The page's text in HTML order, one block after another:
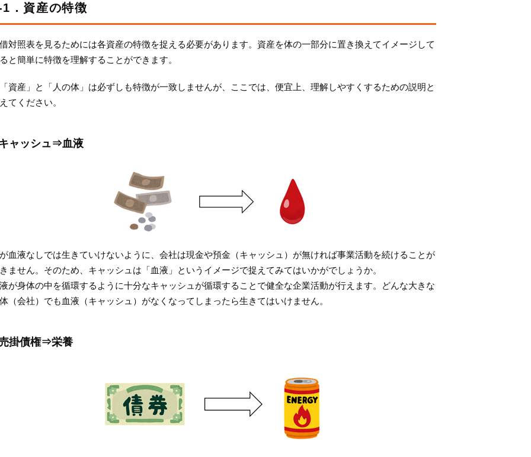
．資産の特徴
対照表を見るためには各資産の特徴を捉える必要があります。資産を体の一部分に置き換えてイメージして
と簡単に特徴を理解することができます。
資産」と「人の体」は必ずしも特徴が一致しませんが、ここでは、便宜上、理解しやすくするための説明と
てください。
ャッシュ⇒血液
血液なしでは生きていけないように、会社は現金や預金（キャッシュ）が無ければ事業活動を続けることが
ません。そのため、キャッシュは「血液」というイメージで捉えてみてはいかがでしょうか。
が身体の中を循環するように十分なキャッシュが循環することで健全な企業活動が行えます。どんな大きな
（会社）でも血液（キャッシュ）がなくなってしまったら生きてはいけません。
掛債権⇒栄養